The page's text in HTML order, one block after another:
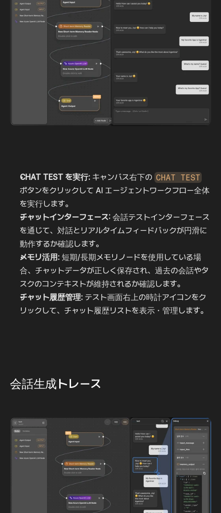
CHAT TEST を実行: キャンバス右下の CHAT TEST
ボタンをクリックして AI エージェントワークフロー全体
を実行します。
チャットインターフェース: 会話テストインターフェース
を通じて、対話とリアルタイムフィードバックが円滑に
動作するか確認します。
メモリ活用: 短期/長期メモリノードを使用している場
合、チャットデータが正しく保存され、過去の会話やタ
スクのコンテキストが維持されるか確認します。
チャット履歴管理: テスト画面右上の時計アイコンをク
リックして、チャット履歴リストを表示・管理します。
会話生成トレース